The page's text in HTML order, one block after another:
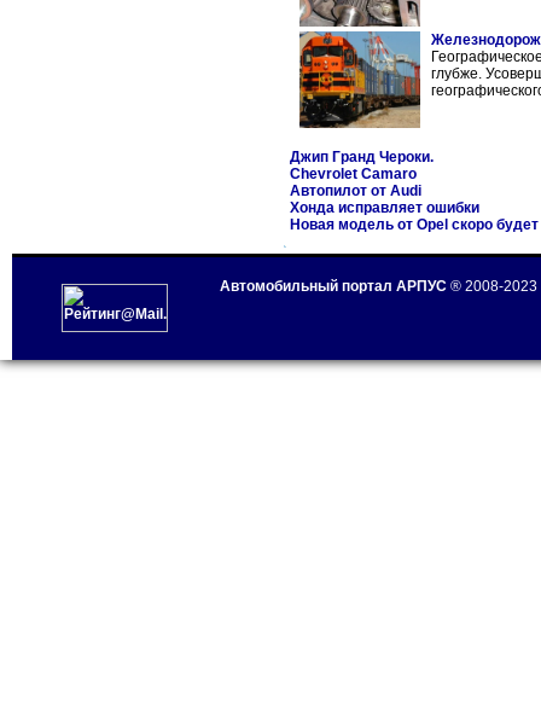
глубже.
Джип Гранд Чероки.
Chevrolet Camaro
Автопилот от Audi
Хонда исправляет ошибки
Новая модель от Opel скоро
Автомобильный портал АРПУС ® 2008-2023